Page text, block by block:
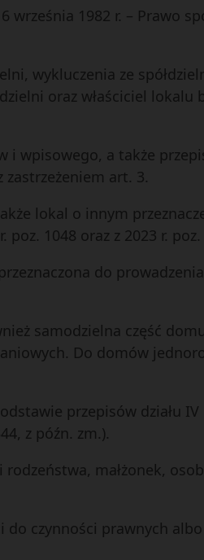
1982 r. – Prawo
wykluczenia ze
oraz właściciel lokalu
i wpisowego, a także
zastrzeżeniem art. 3.
lokal o innym
1048 oraz z 2023 r. poz.
do
samodzielna część
Do domów
przepisów działu IV
z późn. zm.).
małżonek,
do czynności prawnych